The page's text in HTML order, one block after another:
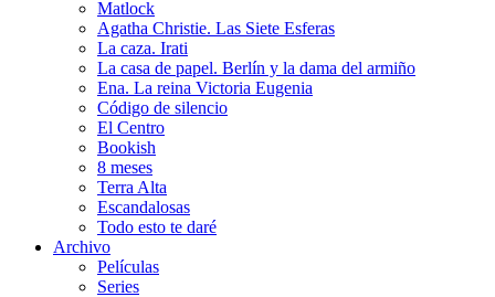
Matlock
Agatha Christie. Las Siete Esferas
La caza. Irati
La casa de papel. Berlín y la dama del armiño
Ena. La reina Victoria Eugenia
Código de silencio
El Centro
Bookish
8 meses
Terra Alta
Escandalosas
Todo esto te daré
Archivo
Películas
Series